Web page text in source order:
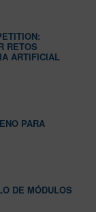
RETOS
ARTIFICIAL
PARA
DE MÓDULOS